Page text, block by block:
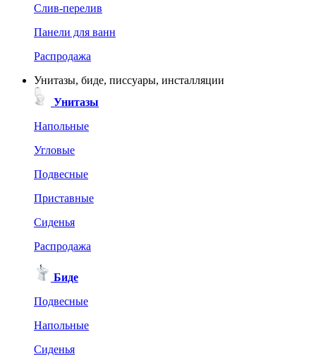
Слив-перелив
Панели для ванн
Распродажа
Унитазы, биде, писсуары, инсталляции
Унитазы
Напольные
Угловые
Подвесные
Приставные
Сиденья
Распродажа
Биде
Подвесные
Напольные
Сиденья